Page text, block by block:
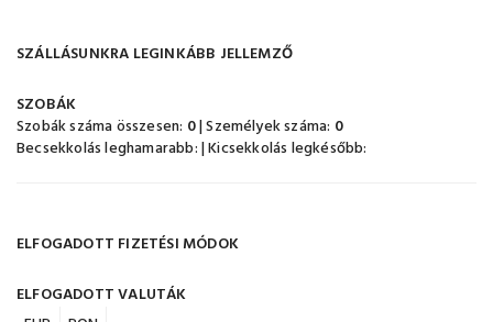
SZÁLLÁSUNKRA LEGINKÁBB JELLEMZŐ
SZOBÁK
Szobák száma összesen: 0| Személyek száma: 0
Becsekkolás leghamarabb:| Kicsekkolás legkésőbb:
ELFOGADOTT FIZETÉSI MÓDOK
ELFOGADOTT VALUTÁK